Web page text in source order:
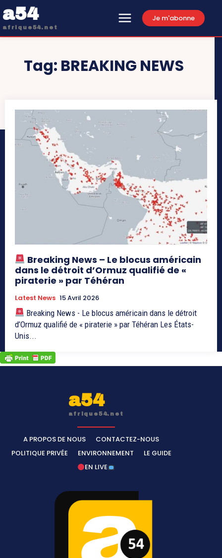
a54
afrique54.net
Je m'abonne
Tag: BREAKING NEWS
Breaking News – Le blocus américain
dans le détroit d’Ormuz qualifié de «
piraterie » par Téhéran
Latest News 15 Avril 2026
Breaking News - Le blocus américain dans le détroit
d’Ormuz qualifié de « piraterie » par Téhéran Les États-
Unis...
a54
afrique54.net
A PROPOS DE NOUS
CONTACTEZ-NOUS
POLITIQUE PRIVÉE
ENVIRONNEMENT
LE GUIDE
EN LIVE